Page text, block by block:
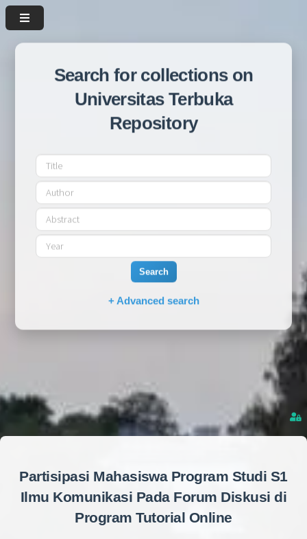
Search for collections on
Universitas Terbuka
Repository
Search
+ Advanced search
Partisipasi Mahasiswa Program Studi S1
Ilmu Komunikasi Pada Forum Diskusi di
Program Tutorial Online